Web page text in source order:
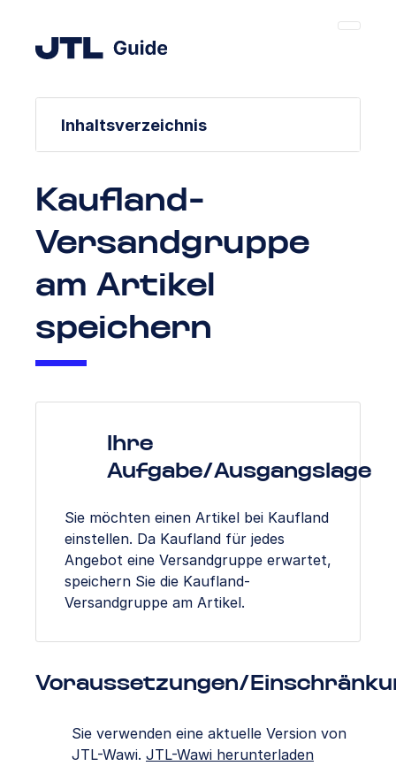
Inhaltsverzeichnis
Kaufland-
Versandgruppe
am Artikel
speichern
Ihre
Aufgabe/Ausgangslage
Sie möchten einen Artikel bei Kaufland
einstellen. Da Kaufland für jedes
Angebot eine Versandgruppe erwartet,
speichern Sie die Kaufland-
Versandgruppe am Artikel.
Voraussetzungen/
Sie verwenden eine aktuelle Version von
JTL-Wawi. JTL-Wawi herunterladen